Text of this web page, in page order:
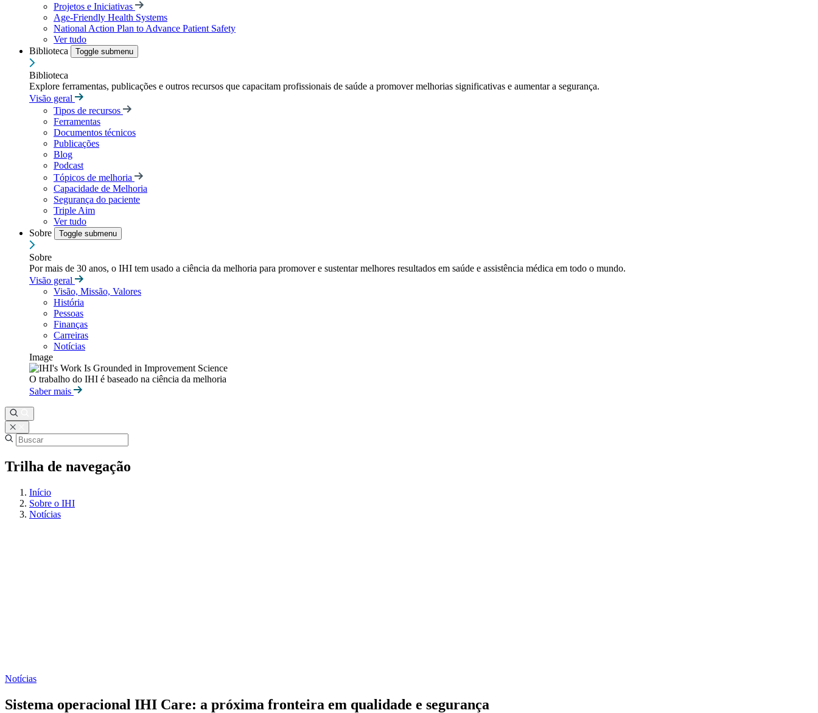
Projetos e Iniciativas
Age-Friendly Health Systems
National Action Plan to Advance Patient Safety
Ver tudo
Biblioteca
Toggle submenu
Biblioteca
Explore ferramentas, publicações e outros recursos que capacitam profissionais de saúde a promover melhorias significativas e aumentar a segurança.
Visão geral
Tipos de recursos
Ferramentas
Documentos técnicos
Publicações
Blog
Podcast
Tópicos de melhoria
Capacidade de Melhoria
Segurança do paciente
Triple Aim
Ver tudo
Sobre
Toggle submenu
Sobre
Por mais de 30 anos, o IHI tem usado a ciência da melhoria para promover e sustentar melhores resultados em saúde e assistência médica em todo o mundo.
Visão geral
Visão, Missão, Valores
História
Pessoas
Finanças
Carreiras
Notícias
Image
O trabalho do IHI é baseado na ciência da melhoria
Saber mais
Trilha de navegação
Início
Sobre o IHI
Notícias
Notícias
Sistema operacional IHI Care: a próxima fronteira em qualidade e segurança